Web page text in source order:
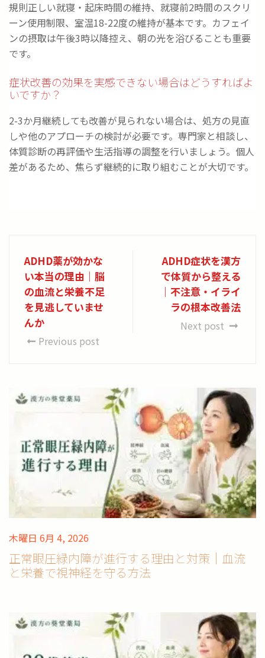
規則正しい就寝・起床時間の維持、就寝前2時間のスクリ
ーン使用制限、室温18-22度の維持が基本です。カフェイ
ンの摂取は午後3時以降控え、朝の光を浴びることも重要
です。
症状改善の効果を実感できない場合はどうすればよ
いですか？
2-3か月継続しても改善が見られない場合は、処方の見直
しや他のアプローチの検討が必要です。専門家と相談し、
体質診断の再評価や生活指導の調整を行いましょう。個人
差があるため、焦らず継続的に取り組むことが大切です。
ADHD薬が効かな
い本当の理由｜脳
の血流と栄養不足
を見逃していませ
んか
Previous post
ADHD症状を漢方
で体質から整える
｜不注意・イライ
ラの根本改善法
Next post
木曜日 6月 4, 2026
正常眼圧緑内障が進行する理由と対策｜血流
と栄養で視神経を守る方法